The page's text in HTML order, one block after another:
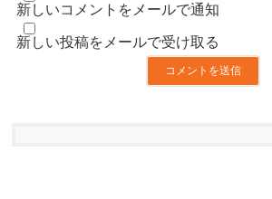
新しいコメントをメールで通知
新しい投稿をメールで受け取る